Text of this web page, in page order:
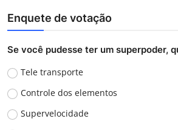
Enquete de votação
Se você pudesse ter um superpoder,
Tele transporte
Controle dos elementos
Supervelocidade